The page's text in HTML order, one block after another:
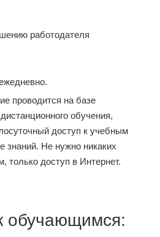
работодателя
проводится на базе
обучения,
доступ к учебным
знаний. Не нужно никаких
только доступ в Интернет.
обучающимся: